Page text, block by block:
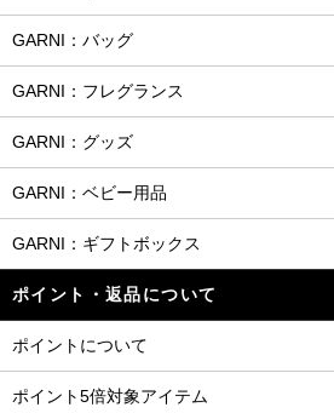
GARNI：バッグ
GARNI：フレグランス
GARNI：グッズ
GARNI：ベビー用品
GARNI：ギフトボックス
ポイント・返品について
ポイントについて
ポイント5倍対象アイテム